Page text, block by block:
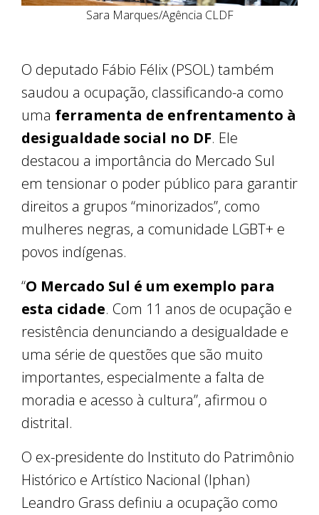
Sara Marques/Agência CLDF
O deputado Fábio Félix (PSOL) também
saudou a ocupação, classificando-a como
uma ferramenta de enfrentamento à
desigualdade social no DF. Ele
destacou a importância do Mercado Sul
em tensionar o poder público para garantir
direitos a grupos “minorizados”, como
mulheres negras, a comunidade LGBT+ e
povos indígenas.
“O Mercado Sul é um exemplo para
esta cidade. Com 11 anos de ocupação e
resistência denunciando a desigualdade e
uma série de questões que são muito
importantes, especialmente a falta de
moradia e acesso à cultura”, afirmou o
distrital.
O ex-presidente do Instituto do Patrimônio
Histórico e Artístico Nacional (Iphan)
Leandro Grass definiu a ocupação como